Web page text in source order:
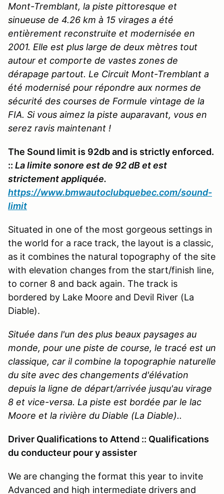
Mont-Tremblant, la piste pittoresque et
sinueuse de 4.26 km à 15 virages a été
entièrement reconstruite et modernisée en
2001. Elle est plus large de deux mètres tout
autour et comporte de vastes zones de
dérapage partout. Le Circuit Mont-Tremblant a
été modernisé pour répondre aux normes de
sécurité des courses de Formule vintage de la
FIA. Si vous aimez la piste auparavant, vous en
serez ravis maintenant !
The Sound limit is 92db and is strictly enforced.
:: La limite sonore est de 92 dB et est
strictement appliquée.
https://www.bmwautoclubquebec.com/sound-
limit
Situated in one of the most gorgeous settings in
the world for a race track, the layout is a classic,
as it combines the natural topography of the site
with elevation changes from the start/finish line,
to corner 8 and back again. The track is
bordered by Lake Moore and Devil River (La
Diable).
Située dans l'un des plus beaux paysages au
monde, pour une piste de course, le tracé est un
classique, car il combine la topographie naturelle
du site avec des changements d'élévation
depuis la ligne de départ/arrivée jusqu'au virage
8 et vice-versa. La piste est bordée par le lac
Moore et la rivière du Diable (La Diable)..
Driver Qualifications to Attend :: Qualifications
du conducteur pour y assister
We are changing the format this year to invite
Advanced and high intermediate drivers and